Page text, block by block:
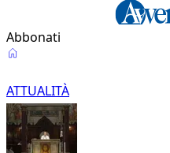
Abbonati
Attualità
ATTUALITÀ